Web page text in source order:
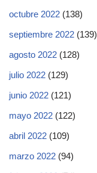
octubre 2022 (138)
septiembre 2022 (139)
agosto 2022 (128)
julio 2022 (129)
junio 2022 (121)
mayo 2022 (122)
abril 2022 (109)
marzo 2022 (94)